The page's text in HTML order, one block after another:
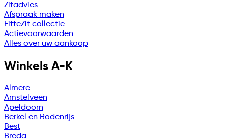
Zitadvies
Afspraak maken
FitteZit collectie
Actievoorwaarden
Alles over uw aankoop
Winkels A-K
Almere
Amstelveen
Apeldoorn
Berkel en Rodenrijs
Best